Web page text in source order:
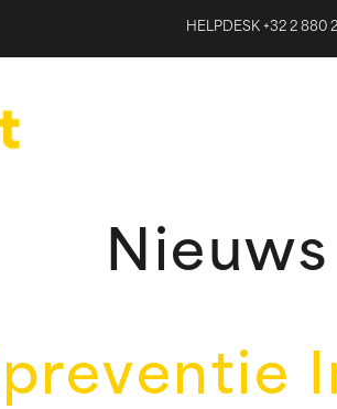
HELPDESK +32 2 880
Nieuws